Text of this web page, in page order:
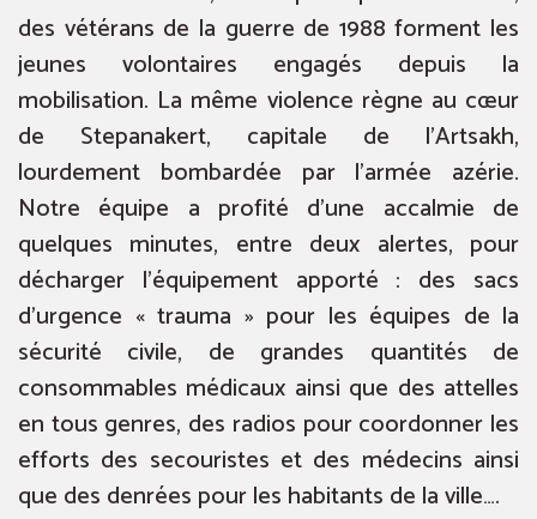
des vétérans de la guerre de 1988 forment les
jeunes volontaires engagés depuis la
mobilisation. La même violence règne au cœur
de Stepanakert, capitale de l’Artsakh,
lourdement bombardée par l’armée azérie.
Notre équipe a profité d’une accalmie de
quelques minutes, entre deux alertes, pour
décharger l’équipement apporté : des sacs
d’urgence « trauma » pour les équipes de la
sécurité civile, de grandes quantités de
consommables médicaux ainsi que des attelles
en tous genres, des radios pour coordonner les
efforts des secouristes et des médecins ainsi
que des denrées pour les habitants de la ville….